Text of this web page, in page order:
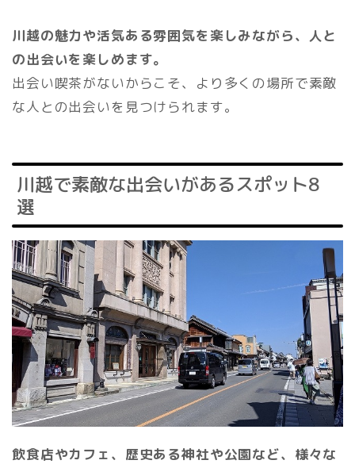
川越の魅力や活気ある雰囲気を楽しみながら、人と
の出会いを楽しめます。
出会い喫茶がないからこそ、より多くの場所で素敵
な人との出会いを見つけられます。
川越で素敵な出会いがあるスポット8
選
飲食店やカフェ、歴史ある神社や公園など、様々な